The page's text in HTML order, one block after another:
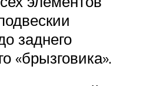
заднего
«брызговика».